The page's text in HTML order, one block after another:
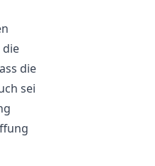
die
sei